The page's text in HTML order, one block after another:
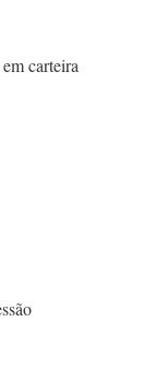
carteira